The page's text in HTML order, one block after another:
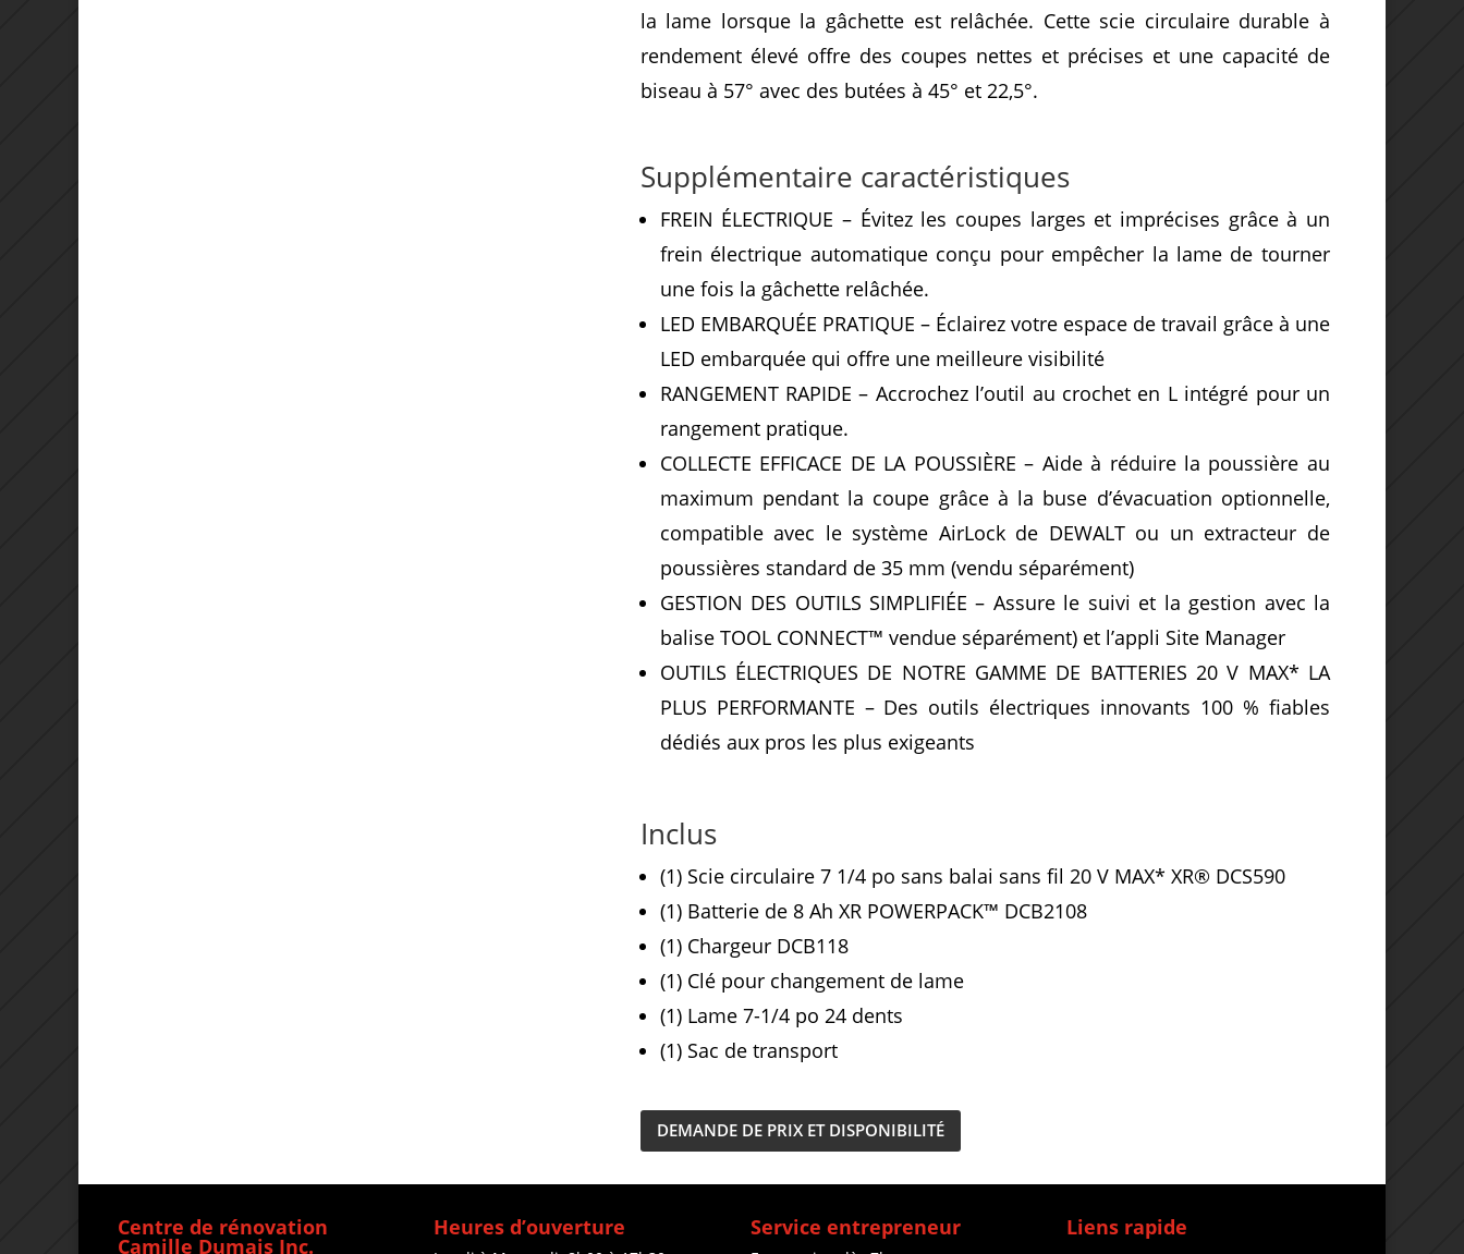
la lame lorsque la gâchette est relâchée. Cette scie circulaire durable à
rendement élevé offre des coupes nettes et précises et une capacité de
biseau à 57° avec des butées à 45° et 22,5°.
Supplémentaire caractéristiques
FREIN ÉLECTRIQUE – Évitez les coupes larges et imprécises grâce à un
frein électrique automatique conçu pour empêcher la lame de tourner
une fois la gâchette relâchée.
LED EMBARQUÉE PRATIQUE – Éclairez votre espace de travail grâce à une
LED embarquée qui offre une meilleure visibilité
RANGEMENT RAPIDE – Accrochez l’outil au crochet en L intégré pour un
rangement pratique.
COLLECTE EFFICACE DE LA POUSSIÈRE – Aide à réduire la poussière au
maximum pendant la coupe grâce à la buse d’évacuation optionnelle,
compatible avec le système AirLock de DEWALT ou un extracteur de
poussières standard de 35 mm (vendu séparément)
GESTION DES OUTILS SIMPLIFIÉE – Assure le suivi et la gestion avec la
balise TOOL CONNECT™ vendue séparément) et l’appli Site Manager
OUTILS ÉLECTRIQUES DE NOTRE GAMME DE BATTERIES 20 V MAX* LA
PLUS PERFORMANTE – Des outils électriques innovants 100 % fiables
dédiés aux pros les plus exigeants
Inclus
(1) Scie circulaire 7 1/4 po sans balai sans fil 20 V MAX* XR® DCS590
(1) Batterie de 8 Ah XR POWERPACK™ DCB2108
(1) Chargeur DCB118
(1) Clé pour changement de lame
(1) Lame 7-1/4 po 24 dents
(1) Sac de transport
DEMANDE DE PRIX ET DISPONIBILITÉ
Centre de rénovation
Camille Dumais Inc.
Heures d’ouverture Service entrepreneur Liens rapide